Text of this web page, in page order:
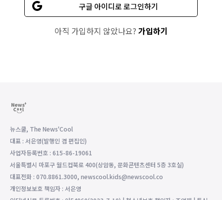
구글 아이디로 로그인하기
아직 가입하지 않았나요? 가입하기
뉴스쿨, The News'Cool
대표 : 서은영(발행인 겸 편집인)
사업자등록번호 : 615-86-19061
서울특별시 마포구 월드컵북로 400(상암동, 문화콘텐츠센터 5층 3호실)
대표전화 : 070.8861.3000, newscool.kids@newscool.co
개인정보보호 책임자 : 서은영